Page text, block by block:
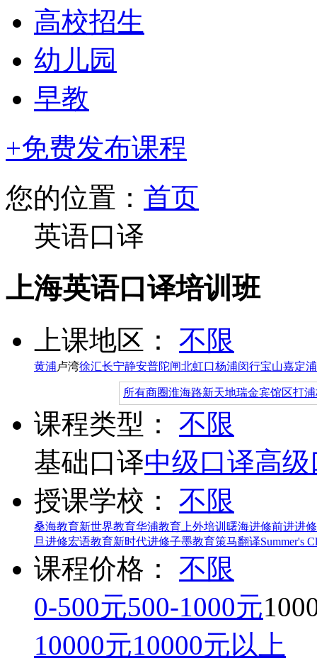
高校招生
幼儿园
早教
+免费发布课程
您的位置： 首页
英语口译
上海英语口译培训班
上课地区： 不限
黄浦卢湾徐汇长宁静安普陀闸北虹口杨浦闵行宝山嘉定
所有商圈淮海路新天地瑞金宾馆区打
课程类型：
不限
基础口译中级口译高
授课学校：
不限
桑海教育新世界教育华浦教育 上外培训 曙海进修前进进修
旦进修宏语教育新时代进修子墨教育策马翻译Summer's
课程价格：
不限
0-500元500-1000元
10000元10000元以上